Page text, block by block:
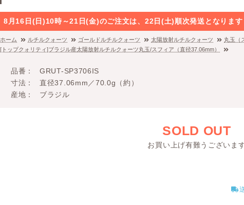
8月16日(日)10時～21日(金)のご注文は、22日(土)順次発送となります
ホーム ルチルクォーツ ゴールドルチルクォーツ 太陽放射ルチルクォーツ
丸玉（
[トップクォリティ]ブラジル産太陽放射ルチルクォーツ丸玉/スフィア（直径37.06mm）
品番
GRUT-SP3706IS
寸法
直径37.06mm／70.0g（約）
産地
ブラジル
SOLD OUT
お買い上げ有難うございま